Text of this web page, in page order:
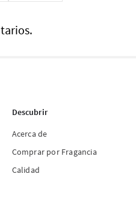
Descubrir
Acerca de
Comprar por Fragancia
Calidad